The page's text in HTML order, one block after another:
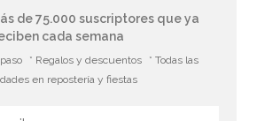
de 75.000 suscriptores que ya
cada semana
* Regalos y descuentos
* Todas las
en repostería y fiestas